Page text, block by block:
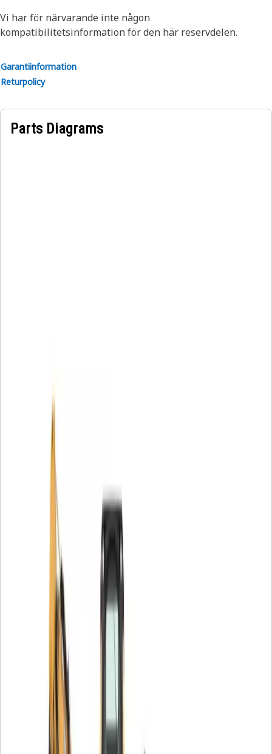
Vi har för närvarande inte någon
kompatibilitetsinformation för den här reservdelen.
Garantiinformation
Returpolicy
Parts Diagrams